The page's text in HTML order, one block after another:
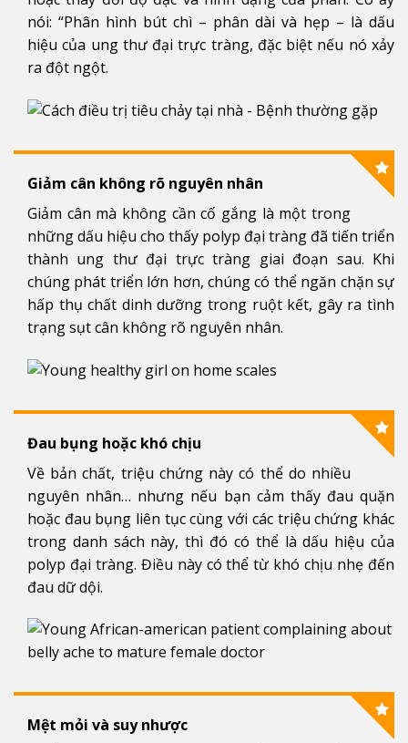
nói: “Phân hình bút chì – phân dài và hẹp – là dấu
hiệu của ung thư đại trực tràng, đặc biệt nếu nó xảy
ra đột ngột.
Giảm cân không rõ nguyên nhân
Giảm cân mà không cần cố gắng là một trong
những dấu hiệu cho thấy polyp đại tràng đã tiến triển
thành ung thư đại trực tràng giai đoạn sau. Khi
chúng phát triển lớn hơn, chúng có thể ngăn chặn sự
hấp thụ chất dinh dưỡng trong ruột kết, gây ra tình
trạng sụt cân không rõ nguyên nhân.
Đau bụng hoặc khó chịu
Về bản chất, triệu chứng này có thể do nhiều
nguyên nhân… nhưng nếu bạn cảm thấy đau quặn
hoặc đau bụng liên tục cùng với các triệu chứng khác
trong danh sách này, thì đó có thể là dấu hiệu của
polyp đại tràng. Điều này có thể từ khó chịu nhẹ đến
đau dữ dội.
Mệt mỏi và suy nhược